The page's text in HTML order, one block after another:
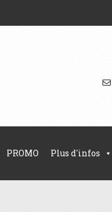
PROMO Plus d'infos